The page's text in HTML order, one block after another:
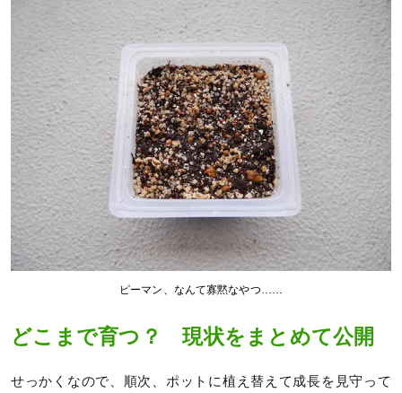
ピーマン、なんて寡黙なやつ……
どこまで育つ？ 現状をまとめて公開
せっかくなので、順次、ポットに植え替えて成長を見守って